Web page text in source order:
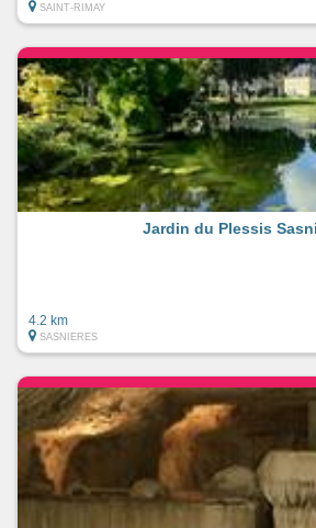
SAINT-RIMAY
Jardin du Plessis
4.2 km
SASNIERES